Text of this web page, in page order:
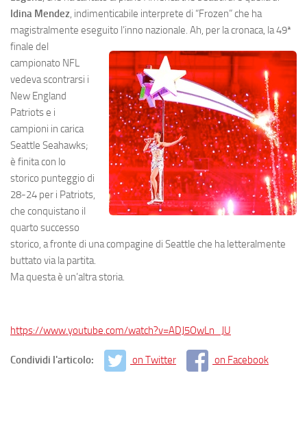
Idina Mendez, indimenticabile interprete di “Frozen” che ha
magistralmente eseguito l’inno nazionale. Ah, per la cronaca, la 49ª
finale del
campionato NFL
vedeva scontrarsi i
New England
Patriots e i
campioni in carica
Seattle Seahawks;
è finita con lo
storico punteggio di
28-24 per i Patriots,
che conquistano il
quarto successo
storico, a fronte di una compagine di Seattle che ha letteralmente
buttato via la partita.
Ma questa è un’altra storia.
https://www.youtube.com/watch?v=ADJ5OwLn_JU
Condividi l'articolo: on Twitter on Facebook